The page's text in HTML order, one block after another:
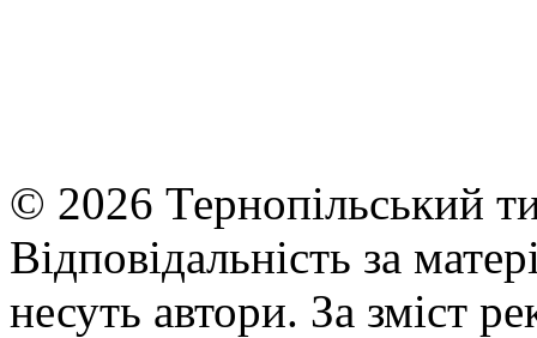
© 2026 Тернопільський
Відповідальність за
несуть автори. За зміст